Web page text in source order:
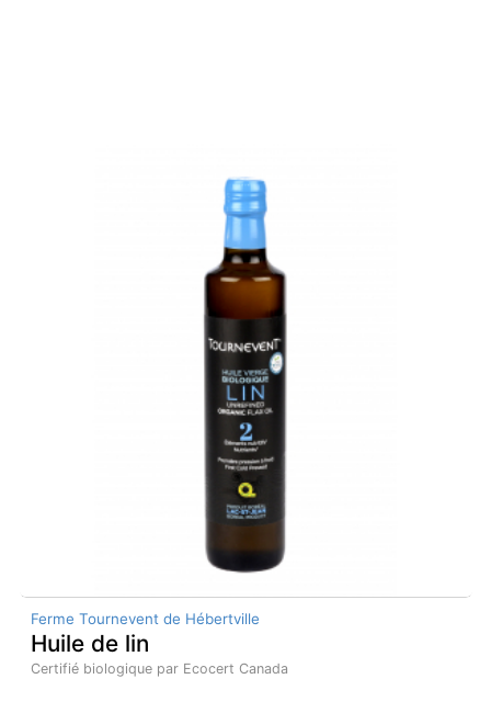
Ferme Tournevent de Hébertville
Huile de lin
Certifié biologique par Ecocert Canada